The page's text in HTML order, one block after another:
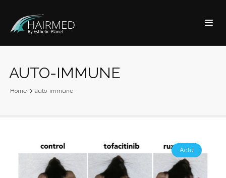
AUTO-IMMUNE
Home auto-immune
Actu